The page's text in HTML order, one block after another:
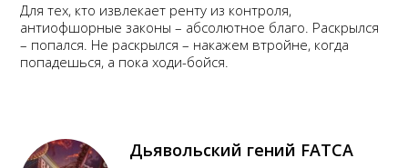
Для тех, кто извлекает ренту из контроля,
антиофшорные законы – абсолютное благо. Раскрылся
– попался. Не раскрылся – накажем втройне, когда
попадешься, а пока ходи-бойся.
Дьявольский гений FATCA